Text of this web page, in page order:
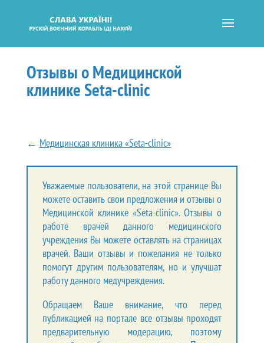
Отзывы о Медицинской
клинике Seta-clinic
← Медицинская клиника «Seta-clinic»
Уважаемые пользователи, на этой странице Вы
можете оставить свои предложения и отзывы о
Медицинской клинике «Seta-clinic». Отзывы о
работе врачей данного медицинского
учреждения Вы можете оставлять на страницах
врачей. Ваши отзывы и пожелания не только
помогут другим пользователям, но и улучшат
работу данного медучреждения.
Обращаем Ваше внимание, что перед
публикацией на портале все отзывы проходят
предварительную модерацию, поэтому